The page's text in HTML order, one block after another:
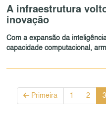
A infraestrutura
inovação
Com a expansão da
capacidade computacional,
Primeira 1 2 3